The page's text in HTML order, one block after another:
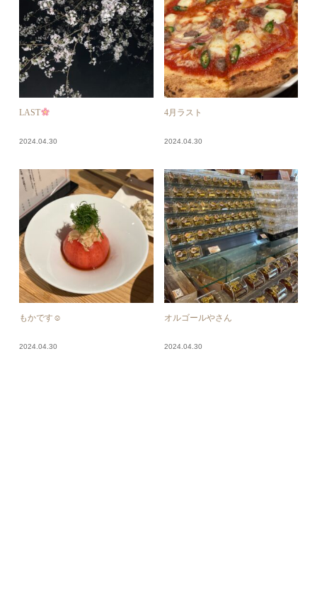
LAST
2024.04.30
4月ラスト
2024.04.30
もかです☺︎︎
2024.04.30
オルゴールやさん
2024.04.30